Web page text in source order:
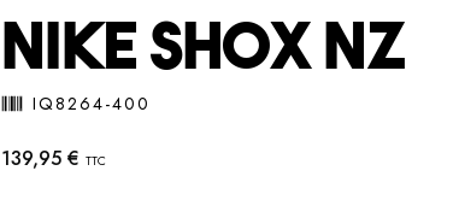
NIKE SHOX NZ
IQ8264-400
139,95 €TTC